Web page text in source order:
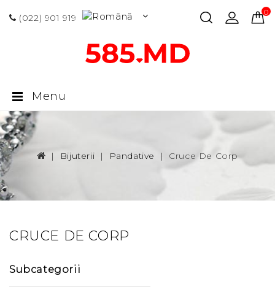
(022) 901 919
0
Menu
Bijuterii Pandative Cruce De Corp
CRUCE DE CORP
Subcategorii